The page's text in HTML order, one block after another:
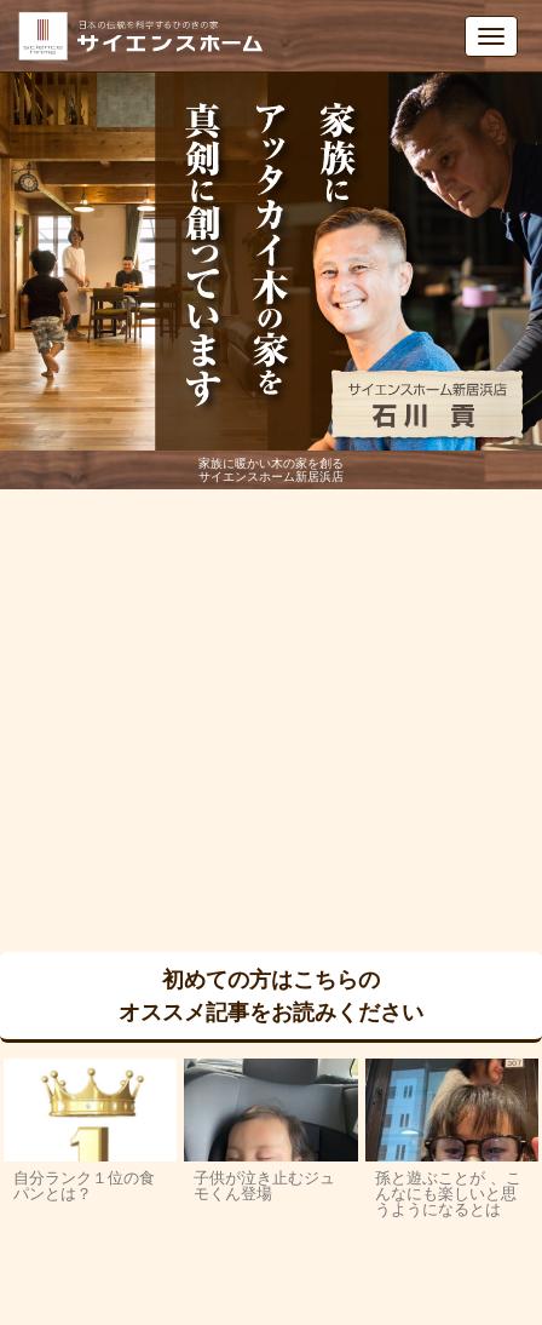
家族に暖かい木の家を創る
サイエンスホーム新居浜店
初めての方はこちらの
オススメ記事をお読みください
自分ランク１位の食
パンとは？
子供が泣き止むジュ
モくん登場
孫と遊ぶことが 、こ
んなにも楽しいと思
うようになるとは